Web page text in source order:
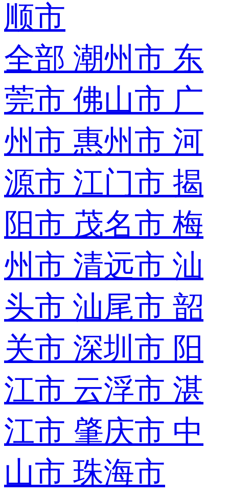
顺市
全部 潮州市 东
莞市 佛山市 广
州市 惠州市 河
源市 江门市 揭
阳市 茂名市 梅
州市 清远市 汕
头市 汕尾市 韶
关市 深圳市 阳
江市 云浮市 湛
江市 肇庆市 中
山市 珠海市